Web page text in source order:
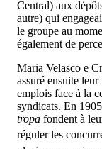
Central) aux
autre) qui
le groupe au
également de
Maria Velasco e
assuré ensuite
emplois face à la
syndicats. En
tropa fondent à
réguler les